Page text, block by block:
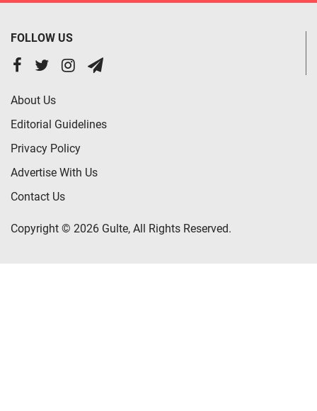
FOLLOW US
About Us
Editorial Guidelines
Privacy Policy
Advertise With Us
Contact Us
Copyright © 2026 Gulte, All Rights Reserved.